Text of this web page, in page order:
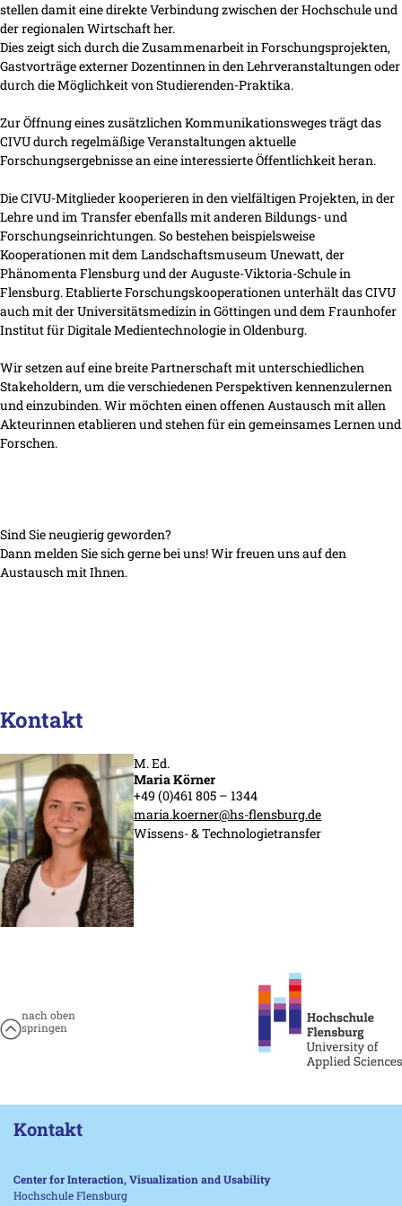
stellen damit eine direkte Verbindung zwischen der Hochschule und
der regionalen Wirtschaft her.
Dies zeigt sich durch die Zusammenarbeit in Forschungsprojekten,
Gastvorträge externer Dozentinnen in den Lehrveranstaltungen oder
durch die Möglichkeit von Studierenden-Praktika.
Zur Öffnung eines zusätzlichen Kommunikationsweges trägt das
CIVU durch regelmäßige Veranstaltungen aktuelle
Forschungsergebnisse an eine interessierte Öffentlichkeit heran.
Die CIVU-Mitglieder kooperieren in den vielfältigen Projekten, in der
Lehre und im Transfer ebenfalls mit anderen Bildungs- und
Forschungseinrichtungen. So bestehen beispielsweise
Kooperationen mit dem Landschaftsmuseum Unewatt, der
Phänomenta Flensburg und der Auguste-Viktoria-Schule in
Flensburg. Etablierte Forschungskooperationen unterhält das CIVU
auch mit der Universitätsmedizin in Göttingen und dem Fraunhofer
Institut für Digitale Medientechnologie in Oldenburg.
Wir setzen auf eine breite Partnerschaft mit unterschiedlichen
Stakeholdern, um die verschiedenen Perspektiven kennenzulernen
und einzubinden. Wir möchten einen offenen Austausch mit allen
Akteurinnen etablieren und stehen für ein gemeinsames Lernen und
Forschen.
Sind Sie neugierig geworden?
Dann melden Sie sich gerne bei uns! Wir freuen uns auf den
Austausch mit Ihnen.
Kontakt
M. Ed.
Maria Körner
+49 (0)461 805 – 1344
maria.koerner@hs-flensburg.de
Wissens- & Technologietransfer
nach oben
springen
Kontakt
Center for Interaction, Visualization and Usability
Hochschule Flensburg